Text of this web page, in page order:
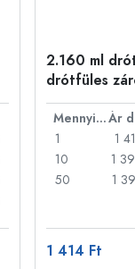
2.160 ml
drótfüles
Mennyiség
1
1
10
1
50
1
1 414 Ft